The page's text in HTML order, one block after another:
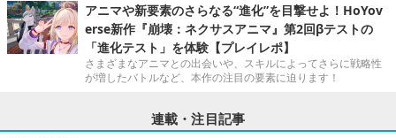
アニマや新要素のさらなる“進化”を目撃せよ！HoYov
erse新作『崩壊：ネクサスアニマ』第2回βテストの
「進化テスト」を体験【プレイレポ】
さまざまなアニマとの出会いや、スキルによってさらに戦略性
が増したバトルなど、本作の注目の要素に迫ります！
連載・注目記事